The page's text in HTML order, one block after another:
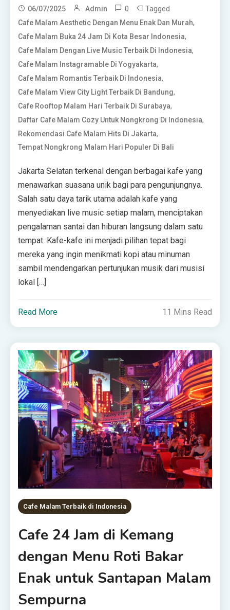
06/07/2025 Admin 0 Tagged
Cafe Malam Aesthetic Dengan Menu Enak Dan Murah,
Cafe Malam Buka 24 Jam Di Kota Besar Indonesia,
Cafe Malam Dengan Live Music Terbaik Di Indonesia,
Cafe Malam Instagramable Di Yogyakarta,
Cafe Malam Romantis Terbaik Di Indonesia,
Cafe Malam View City Light Terbaik Di Bandung,
Cafe Rooftop Malam Hari Terbaik Di Surabaya,
Daftar Cafe Malam Cozy Untuk Nongkrong Di Indonesia,
Rekomendasi Cafe Malam Hits Di Jakarta,
Tempat Nongkrong Malam Hari Populer Di Bali
Jakarta Selatan terkenal dengan berbagai kafe yang
menawarkan suasana unik bagi para pengunjungnya.
Salah satu daya tarik utama adalah kafe yang
menyediakan live music setiap malam, menciptakan
pengalaman santai dan hiburan langsung dalam satu
tempat. Kafe-kafe ini menjadi pilihan tepat bagi
mereka yang ingin menikmati kopi atau minuman
sambil mendengarkan pertunjukan musik dari musisi
lokal […]
Read More 11 Mins Read
Cafe Malam Terbaik di Indonesia
Cafe 24 Jam di Kemang
dengan Menu Roti Bakar
Enak untuk Santapan Malam
Sempurna